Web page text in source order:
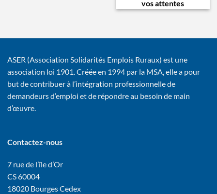
vos attentes
ASER (Association Solidarités Emplois Ruraux) est une
association loi 1901. Créée en 1994 par la MSA, elle a pour
but de contribuer à l’intégration professionnelle de
demandeurs d’emploi et de répondre au besoin de main
d’œuvre.
Contactez-nous
7 rue de l’île d’Or
CS 60004
18020 Bourges Cedex